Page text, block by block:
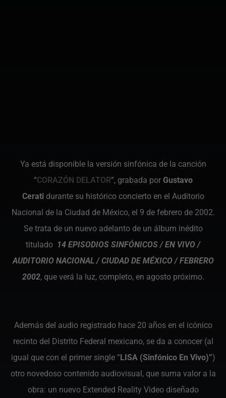
Ya está disponible la versión sinfónica de la canción
“CORAZÓN DELATOR”, grabada por Gustavo
Cerati durante su histórico concierto en el Auditorio
Nacional de la Ciudad de México, el 9 de febrero de 2002.
Se trata de un nuevo adelanto de un álbum inédito
titulado 14 EPISODIOS SINFÓNICOS / EN VIVO /
AUDITORIO NACIONAL / CIUDAD DE MÉXICO / FEBRERO
2002, que verá la luz, completo, en agosto próximo.
Además del audio registrado hace 20 años en el icónico
recinto del Distrito Federal mexicano, se da a conocer (al
igual que con el primer single “LISA (Sinfónico En Vivo)”)
otro novedoso contenido audiovisual, que suma valor a la
obra: un nuevo Extended Reality Video diseñado